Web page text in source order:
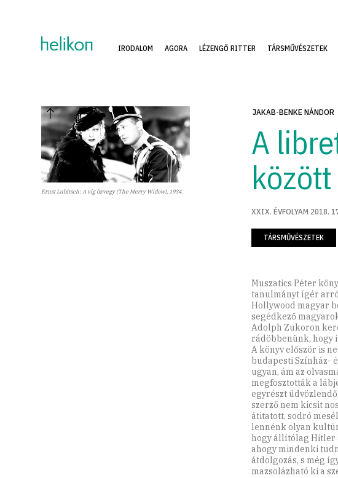
IRODALOM AGORA LÉZENGŐ RITTER TÁRSMŰVÉSZETEK
Ernst Lubitsch: A víg özvegy (The Merry Widow), 1934.
JAKAB-BENKE NÁNDOR
A
között
XXIX. ÉVFOLYAM 2018.
TÁRSMŰVÉSZETEK
Muszatics Péter
tanulmányt ígér
Hollywood magyar
segédkező
Adolph Zukoron
rádöbbenünk, hogy
A könyv először is
budapesti Színház-
ugyan, ám az
megfosztották a
egyrészt
szerző nem kicsit
átitatott, sodró
lennénk olyan
hogy állítólag Hitler
ahogy mindenki
átdolgozás, s még
mazsolázható ki a